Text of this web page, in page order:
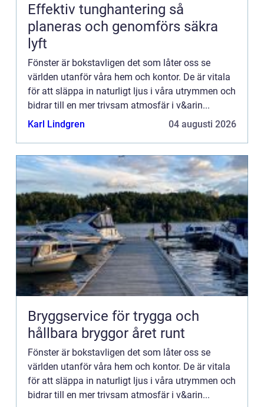
Effektiv tunghantering så
planeras och genomförs säkra
lyft
Fönster är bokstavligen det som låter oss se
världen utanför våra hem och kontor. De är vitala
för att släppa in naturligt ljus i våra utrymmen och
bidrar till en mer trivsam atmosfär i v&arin...
Karl Lindgren
04 augusti 2026
Bryggservice för trygga och
hållbara bryggor året runt
Fönster är bokstavligen det som låter oss se
världen utanför våra hem och kontor. De är vitala
för att släppa in naturligt ljus i våra utrymmen och
bidrar till en mer trivsam atmosfär i v&arin...